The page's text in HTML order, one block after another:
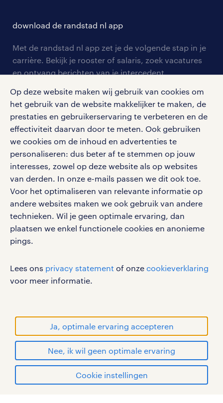
Op deze website maken wij gebruik van cookies om
het gebruik van de website makkelijker te maken, de
prestaties en gebruikerservaring te verbeteren en de
effectiviteit daarvan door te meten. Ook gebruiken
we cookies om de inhoud en advertenties te
personaliseren: dus beter af te stemmen op jouw
interesses, zowel op deze website als op websites
van derden. In onze e-mails passen we dit ook toe.
Voor het optimaliseren van relevante informatie op
andere websites maken we ook gebruik van andere
technieken. Wil je geen optimale ervaring, dan
plaatsen we enkel functionele cookies en anonieme
pings.
Lees ons privacy statement of onze cookieverklaring
voor meer informatie.
Ja, optimale ervaring accepteren
Nee, ik wil geen optimale ervaring
Cookie instellingen
solliciteren
tarieven
personeel gezocht
aanmelden nieuwsbrief
solliciteren
blogs en artikelen
bruto-netto calculator
onze vestigingen
pers
klachten en misstanden
download de randstad nl app
Met de randstad nl app zet je de volgende stap in je
carrière. Bekijk je rooster of salaris, zoek vacatures
en ontvang berichten van je intercedent.
apple app store
google play store
social media
Volg ons voor de leukste content omtrent
vacatures, solliciteren en inspiratie.
gebruikersvoorwaarden
disclaimer
sitemap
RANDSTAD, HUMAN FORWARD en SHAPING THE
WORLD OF WORK zijn geregistreerde
handelsmerken van Randstad N.V.